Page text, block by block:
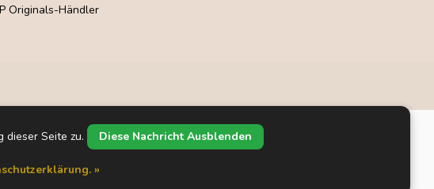
Originals-Händler
Dyvelopment
dieser Seite zu. Diese Nachricht Ausblenden
»